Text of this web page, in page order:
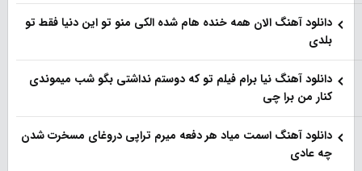
دانلود آهنگ الان همه خنده هام شده الکی منو تو این دنیا فقط تو
بلدی
دانلود آهنگ نیا برام فیلم تو‌ که دوستم نداشتی بگو شب میموندی
کنار من برا چی
دانلود آهنگ اسمت میاد هر دفعه میرم تراپی دروغای مسخرت شدن
چه عادی